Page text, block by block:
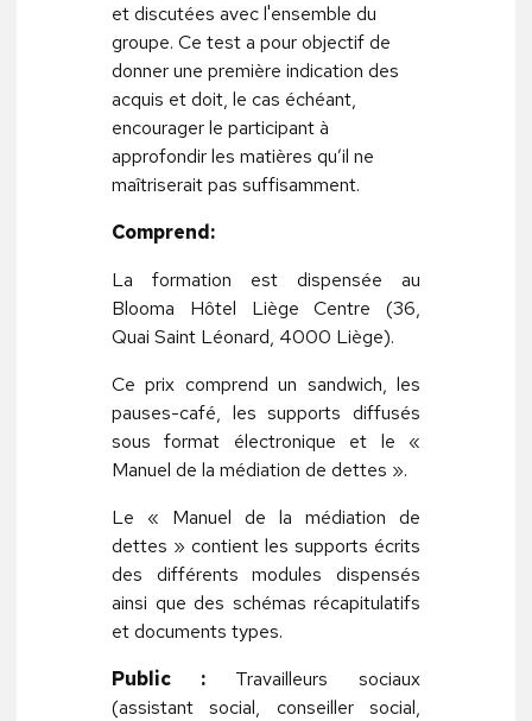
et discutées avec l'ensemble du
groupe. Ce test a pour objectif de
donner une première indication des
acquis et doit, le cas échéant,
encourager le participant à
approfondir les matières qu’il ne
maîtriserait pas suffisamment.
Comprend:
La formation est dispensée au
Blooma Hôtel Liège Centre (36,
Quai Saint Léonard, 4000 Liège).
Ce prix comprend un sandwich, les
pauses-café, les supports diffusés
sous format électronique et le «
Manuel de la médiation de dettes ».
Le « Manuel de la médiation de
dettes » contient les supports écrits
des différents modules dispensés
ainsi que des schémas récapitulatifs
et documents types.
Public : Travailleurs sociaux
(assistant social, conseiller social,